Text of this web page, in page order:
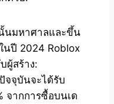
นมหาศาลและขึ้น
นปี 2024 Roblox
ผู้สร้าง:
จจุบันจะได้รับ
จากการซื้อบนเด